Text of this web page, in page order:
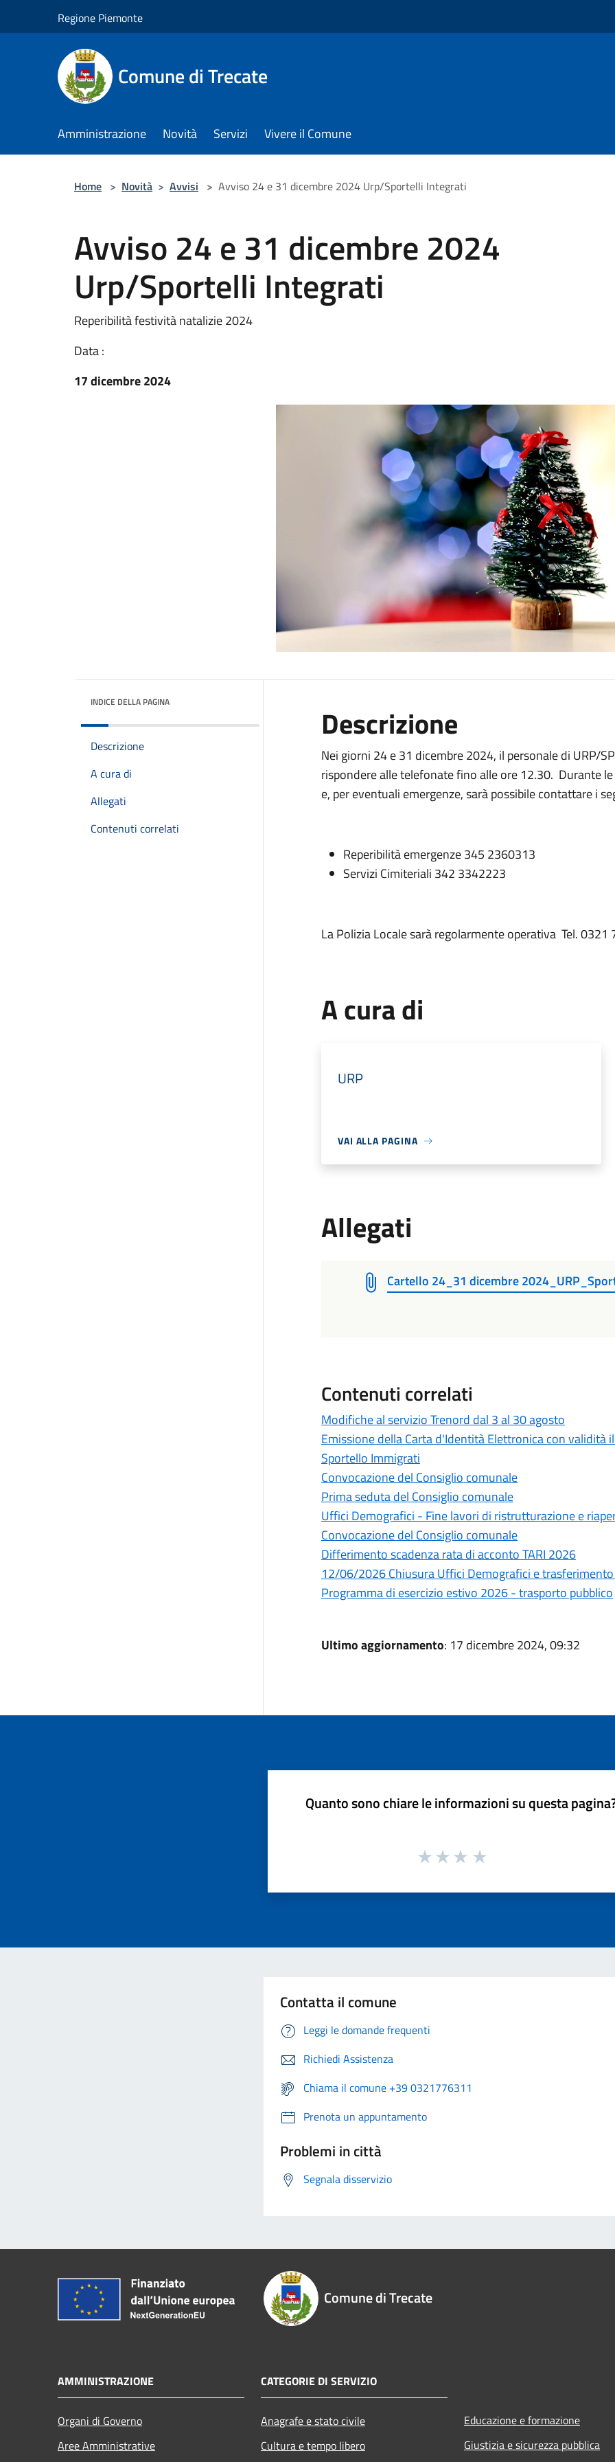
Regione Piemonte
Comune di Trecate
Amministrazione Novità Servizi Vivere il Comune
Home > Novità > Avvisi > Avviso 24 e 31 dicembre 2024 Urp/Sportelli Integrati
Avviso 24 e 31 dicembre 2024
Urp/Sportelli Integrati
Reperibilità festività natalizie 2024
Data :
17 dicembre 2024
INDICE DELLA PAGINA
Descrizione
A cura di
Allegati
Contenuti correlati
Descrizione
Nei giorni 24 e 31 dicembre 2024, il personale di URP/
rispondere alle telefonate fino alle ore 12.30. Durante
e, per eventuali emergenze, sarà possibile contattare i
Reperibilità emergenze 345 2360313
Servizi Cimiteriali 342 3342223
La Polizia Locale sarà regolarmente operativa Tel. 0321
A cura di
URP
VAI ALLA PAGINA
Allegati
Cartello 24_31 dicembre
Contenuti correlati
Modifiche al servizio Trenord dal 3 al 30 agosto
Emissione della Carta d'Identità Elettronica con
Sportello Immigrati
Convocazione del Consiglio comunale
Prima seduta del Consiglio comunale
Uffici Demografici - Fine lavori di ristrutturazione e
Convocazione del Consiglio comunale
Differimento scadenza rata di acconto TARI 2026
12/06/2026 Chiusura Uffici Demografici e
Programma di esercizio estivo 2026 - trasporto pubblico
Ultimo aggiornamento: 17 dicembre 2024, 09:32
Quanto sono chiare le informazioni su questa
Contatta il comune
Leggi le domande frequenti
Richiedi Assistenza
Chiama il comune +39 0321776311
Prenota un appuntamento
Problemi in città
Segnala disservizio
Comune di Trecate
AMMINISTRAZIONE
Organi di Governo
Aree Amministrative
CATEGORIE DI SERVIZIO
Anagrafe e stato civile
Cultura e tempo libero
Educazione e formazione
Giustizia e sicurezza pubblica